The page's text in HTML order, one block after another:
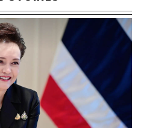
ะหว่างการประชุมด้วยกันที่
อี้ฟู ก็ได้ยืนยันว่า “เศรษฐกิจ
ด้ตามที่เคยคาดการณ์ไว้
วามยากลำบากในช่วงนี้
กของ ศ. ดร.หลินอี้ฟู ในการ
ากการประเมินตัวแปรสำคัญ
น สรุปได้ดังนี้